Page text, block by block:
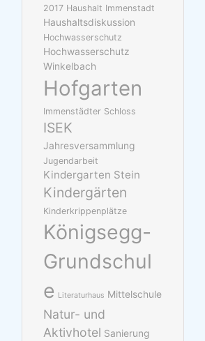
2017 Haushalt Immenstadt
Haushaltsdiskussion
Hochwasserschutz
Hochwasserschutz
Winkelbach
Hofgarten
Immenstädter Schloss
ISEK
Jahresversammlung
Jugendarbeit
Kindergarten Stein
Kindergärten
Kinderkrippenplätze
Königsegg-
Grundschul
e Literaturhaus Mittelschule
Natur- und
Aktivhotel Sanierung